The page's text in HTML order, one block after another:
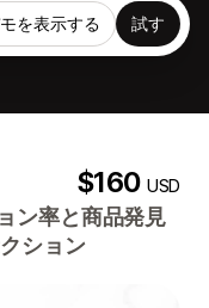
を表示する 試す
$160USD
ン率と商品発見
ション